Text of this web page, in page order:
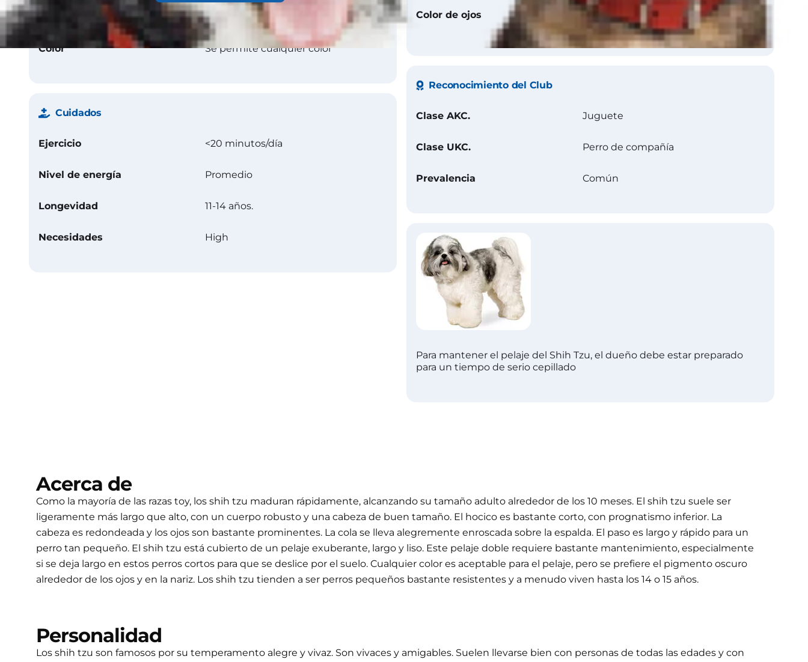
Textura Derecho
Color Se permite cualquier color
Cuidados
Ejercicio <20 minutos/día
Nivel de energía Promedio
Longevidad 11-14 años.
Necesidades High
Color de ojos
Reconocimiento del Club
Clase AKC. Juguete
Clase UKC. Perro de compañía
Prevalencia Común
Para mantener el pelaje del Shih Tzu, el dueño debe estar preparado
para un tiempo de serio cepillado
Acerca de
Como la mayoría de las razas toy, los shih tzu maduran rápidamente, alcanzando su tamaño adulto alrededor de los 10 meses. El shih tzu suele ser
ligeramente más largo que alto, con un cuerpo robusto y una cabeza de buen tamaño. El hocico es bastante corto, con prognatismo inferior. La
cabeza es redondeada y los ojos son bastante prominentes. La cola se lleva alegremente enroscada sobre la espalda. El paso es largo y rápido para un
perro tan pequeño. El shih tzu está cubierto de un pelaje exuberante, largo y liso. Este pelaje doble requiere bastante mantenimiento, especialmente
si se deja largo en estos perros cortos para que se deslice por el suelo. Cualquier color es aceptable para el pelaje, pero se prefiere el pigmento oscuro
alrededor de los ojos y en la nariz. Los shih tzu tienden a ser perros pequeños bastante resistentes y a menudo viven hasta los 14 o 15 años.
Personalidad
Los shih tzu son famosos por su temperamento alegre y vivaz. Son vivaces y amigables. Suelen llevarse bien con personas de todas las edades y con